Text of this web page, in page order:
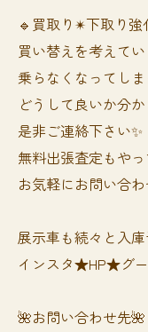
🔹買取り✴︎下取り強
買い替えを考えて
乗らなくなってし
どうして良いか分か
是非ご連絡下さい✨
無料出張査定もや
お気軽にお問い合わ
展示車も続々と入
インスタ★HP★グ
🌺お問い合わせ先🌺